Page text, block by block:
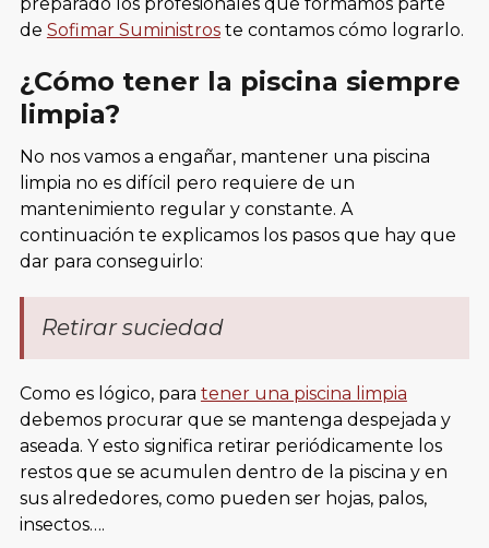
de Sofimar Suministroste contamos cómo lograrlo.
¿Cómo tener la piscina siempre
limpia?
No nos vamos a engañar, mantener una piscina
limpia no es difícil pero requiere de un
mantenimiento regular y constante. A
continuación te explicamos los pasos que hay que
dar para conseguirlo:
Retirar suciedad
Como es lógico, para tener una piscina limpia
debemos procurar que se mantenga despejada y
aseada. Y esto significa retirar periódicamente los
restos que se acumulen dentro de la piscina y en
sus alrededores, como pueden ser hojas, palos,
insectos….